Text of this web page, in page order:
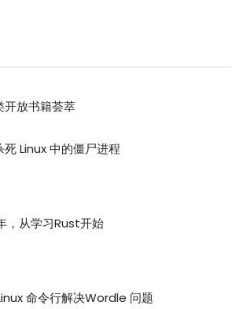
开放书籍荟萃
死 Linux 中的僵尸进程
，从学习Rust开始
命令行解决Wordle 问题